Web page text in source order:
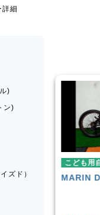
詳細
こ
)
ン)
ズド）